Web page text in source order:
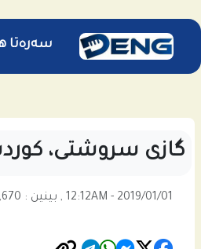
سەرەتا
گازى سروشتى،
12:12AM - 2019/01/01 , بینین : 4,670